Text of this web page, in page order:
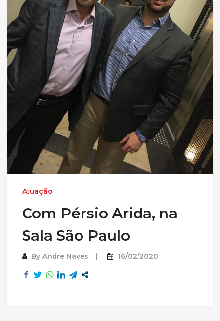
Atuação
Com Pérsio Arida, na
Sala São Paulo
By Andre Naves 16/02/2020